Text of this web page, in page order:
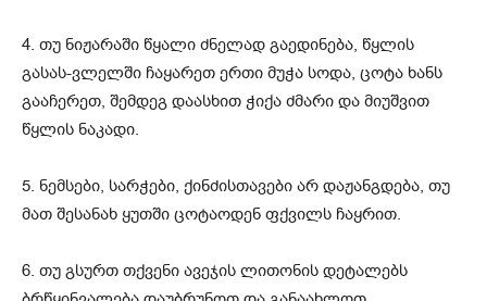
4. თუ ნიჟარაში წყალი ძნელად გაედინება, წყლის
გასას-ვლელში ჩაყარეთ ერთი მუჭა სოდა, ცოტა ხანს
გააჩერეთ, შემდეგ დაასხით ჭიქა ძმარი და მიუშვით
წყლის ნაკადი.
5. ნემსები, სარჭები, ქინძისთავები არ დაჟანგდება, თუ
მათ შესანახ ყუთში ცოტაოდენ ფქვილს ჩაყრით.
6. თუ გსურთ თქვენი ავეჯის ლითონის დეტალებს